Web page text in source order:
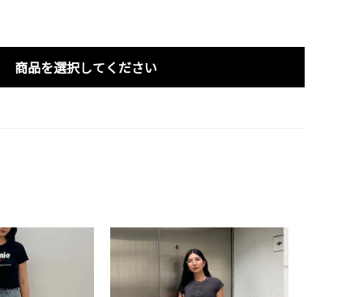
商品を選択してください